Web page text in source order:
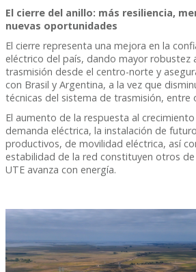
El cierre del anillo: más resiliencia,
nuevas oportunidades
El cierre representa una mejora en la
eléctrico del país, dando mayor robustez
trasmisión desde el centro-norte y
con Brasil y Argentina, a la vez que
técnicas del sistema de trasmisión, entre
El aumento de la respuesta al
demanda eléctrica, la instalación de
productivos, de movilidad eléctrica, así
estabilidad de la red constituyen otros
UTE avanza con energía.